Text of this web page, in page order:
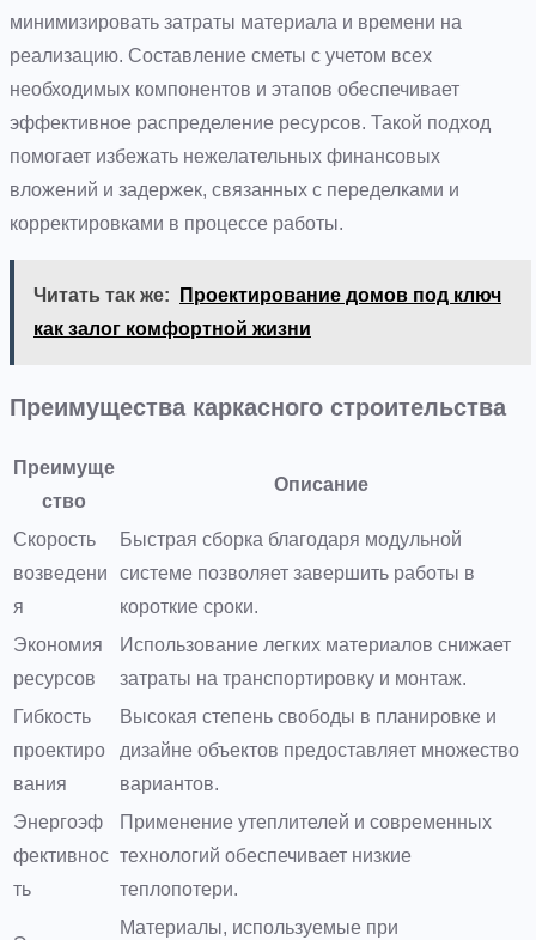
минимизировать затраты материала и времени на
реализацию. Составление сметы с учетом всех
необходимых компонентов и этапов обеспечивает
эффективное распределение ресурсов. Такой подход
помогает избежать нежелательных финансовых
вложений и задержек, связанных с переделками и
корректировками в процессе работы.
Читать так же:
Проектирование домов под ключ
как залог комфортной жизни
Преимущества каркасного строительства
Преимуще
ство
Описание
Скорость
возведени
я
Быстрая сборка благодаря модульной
системе позволяет завершить работы в
короткие сроки.
Экономия
ресурсов
Использование легких материалов снижает
затраты на транспортировку и монтаж.
Гибкость
проектиро
вания
Высокая степень свободы в планировке и
дизайне объектов предоставляет множество
вариантов.
Энергоэф
фективнос
ть
Применение утеплителей и современных
технологий обеспечивает низкие
теплопотери.
Материалы, используемые при